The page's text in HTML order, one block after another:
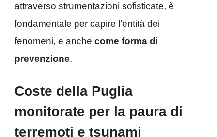
attraverso strumentazioni sofisticate, è
fondamentale per capire l’entità dei
fenomeni, e anche come forma di
prevenzione.
Coste della Puglia
monitorate per la paura di
terremoti e tsunami